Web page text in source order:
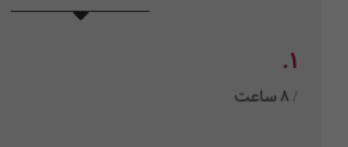
1.
/ 8 ساعت